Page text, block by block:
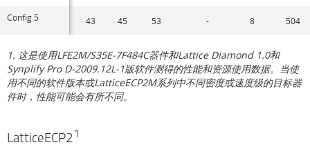
Config 5 43 45 53 - 8 504
1. 这是使用LFE2M/S35E-7F484C器件和Lattice Diamond 1.0和
Synplify Pro D-2009.12L-1版软件测得的性能和资源使用数据。当使
用不同的软件版本或LatticeECP2M系列中不同密度或速度级的目标器
件时，性能可能会有所不同。
LatticeECP21